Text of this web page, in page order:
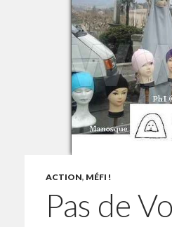
ACTION, MÉFI !
Pas de